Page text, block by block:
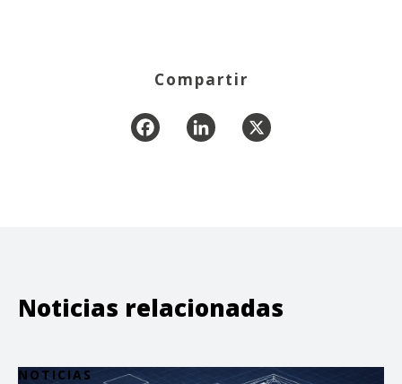
Compartir
FacebookLinkedIn
Noticias relacionadas
NOTICIAS